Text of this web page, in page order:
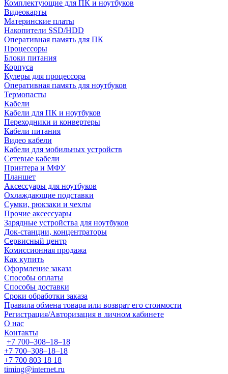
Комплектующие для ПК и ноутбуков
Видеокарты
Материнские платы
Накопители SSD/HDD
Оперативная память для ПК
Процессоры
Блоки питания
Корпуса
Кулеры для процессора
Оперативная память для ноутбуков
Термопасты
Кабели
Кабели для ПК и ноутбуков
Переходники и конвертеры
Кабели питания
Видео кабели
Кабели для мобильных устройств
Сетевые кабели
Принтера и МФУ
Планшет
Аксессуары для ноутбуков
Охлаждающие подставки
Сумки, рюкзаки и чехлы
Прочие аксессуары
Зарядные устройства для ноутбуков
Док-станции, концентраторы
Сервисный центр
Комиссионная продажа
Как купить
Оформление заказа
Способы оплаты
Способы доставки
Сроки обработки заказа
Правила обмена товара или возврат его стоимости
Регистрация/Авторизация в личном кабинете
О нас
Контакты
+7 700‒308‒18‒18
+7 700‒308‒18‒18
+7 700 803 18 18
timing@internet.ru